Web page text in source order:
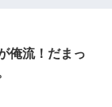
俺流！だまっ